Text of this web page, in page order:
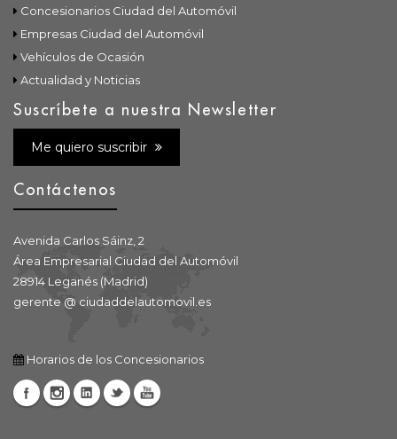
Concesionarios Ciudad del Automóvil
Empresas Ciudad del Automóvil
Vehículos de Ocasión
Actualidad y Noticias
Suscríbete a nuestra Newsletter
Me quiero suscribir
Contáctenos
Avenida Carlos Sáinz, 2
Área Empresarial Ciudad del Automóvil
28914 Leganés (Madrid)
gerente @ ciudaddelautomovil.es
Horarios de los Concesionarios